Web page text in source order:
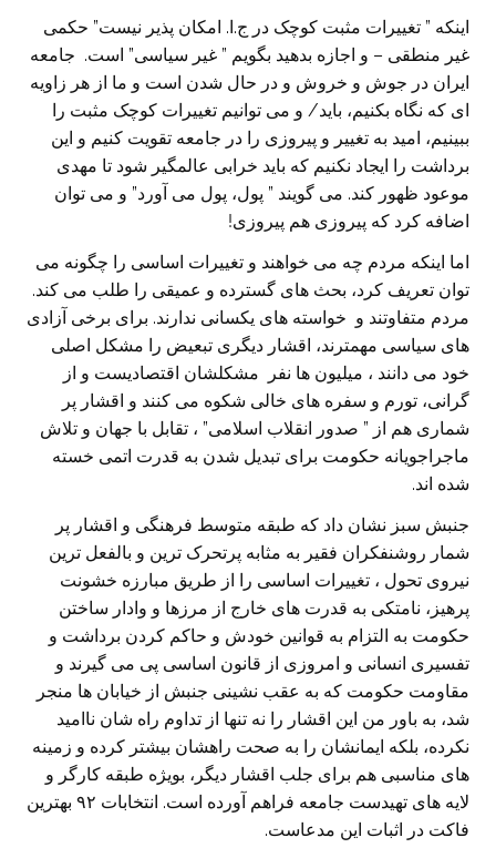
اینکه ” تغییرات مثبت کوچک در ج.ا. امکان پذیر نیست” حکمی
غیر منطقی – و اجازه بدهید بگویم ” غیر سیاسی” است. جامعه
ایران در جوش و خروش و در حال شدن است و ما از هر زاویه
ای که نگاه بکنیم، باید/ و می توانیم تغییرات کوچک مثبت را
ببینیم، امید به تغییر و پیروزی را در جامعه تقویت کنیم و این
برداشت را ایجاد نکنیم که باید خرابی عالمگیر شود تا مهدی
موعود ظهور کند. می گویند ” پول، پول می آورد” و می توان
اضافه کرد که پیروزی هم پیروزی!
اما اینکه مردم چه می خواهند و تغییرات اساسی را چگونه می
توان تعریف کرد، بحث های گسترده و عمیقی را طلب می کند.
مردم متفاوتند و خواسته های یکسانی ندارند. برای برخی آزادی
های سیاسی مهمترند، اقشار دیگری تبعیض را مشکل اصلی
خود می دانند ، میلیون ها نفر مشکلشان اقتصادیست و از
گرانی، تورم و سفره های خالی شکوه می کنند و اقشار پر
شماری هم از ” صدور انقلاب اسلامی” ، تقابل با جهان و تلاش
ماجراجویانه حکومت برای تبدیل شدن به قدرت اتمی خسته
شده اند.
جنبش سبز نشان داد که طبقه متوسط فرهنگی و اقشار پر
شمار روشنفکران فقیر به مثابه پرتحرک ترین و بالفعل ترین
نیروی تحول ، تغییرات اساسی را از طریق مبارزه خشونت
پرهیز، نامتکی به قدرت های خارج از مرزها و وادار ساختن
حکومت به التزام به قوانین خودش و حاکم کردن برداشت و
تفسیری انسانی و امروزی از قانون اساسی پی می گیرند و
مقاومت حکومت که به عقب نشینی جنبش از خیابان ها منجر
شد، به باور من این اقشار را نه تنها از تداوم راه شان ناامید
نکرده، بلکه ایمانشان را به صحت راهشان بیشتر کرده و زمینه
های مناسبی هم برای جلب اقشار دیگر، بویژه طبقه کارگر و
لایه های تهیدست جامعه فراهم آورده است. انتخابات ۹۲ بهترین
فاکت در اثبات این مدعاست.